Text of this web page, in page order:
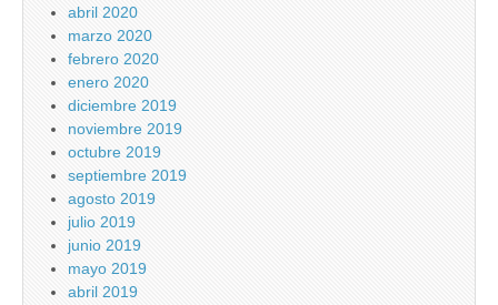
abril 2020
marzo 2020
febrero 2020
enero 2020
diciembre 2019
noviembre 2019
octubre 2019
septiembre 2019
agosto 2019
julio 2019
junio 2019
mayo 2019
abril 2019